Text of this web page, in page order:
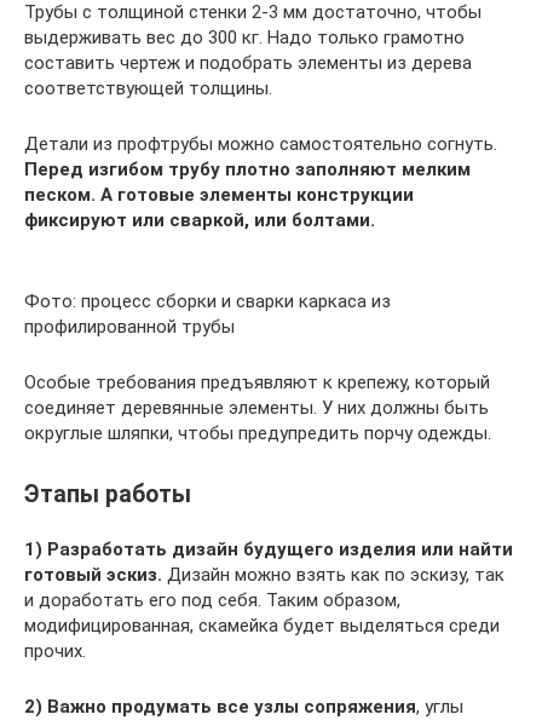
Трубы с толщиной стенки 2-3 мм достаточно, чтобы
выдерживать вес до 300 кг. Надо только грамотно
составить чертеж и подобрать элементы из дерева
соответствующей толщины.
Детали из профтрубы можно самостоятельно согнуть.
Перед изгибом трубу плотно заполняют мелким
песком. А готовые элементы конструкции
фиксируют или сваркой, или болтами.
Фото: процесс сборки и сварки каркаса из
профилированной трубы
Особые требования предъявляют к крепежу, который
соединяет деревянные элементы. У них должны быть
округлые шляпки, чтобы предупредить порчу одежды.
Этапы работы
1) Разработать дизайн будущего изделия или найти
готовый эскиз. Дизайн можно взять как по эскизу, так
и доработать его под себя. Таким образом,
модифицированная, скамейка будет выделяться среди
прочих.
2) Важно продумать все узлы сопряжения, углы